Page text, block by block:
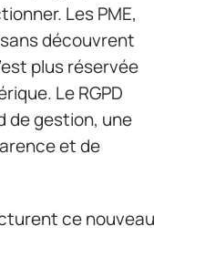
Les PME,
découvrent
plus réservée
Le RGPD
de gestion, une
et de
ce nouveau